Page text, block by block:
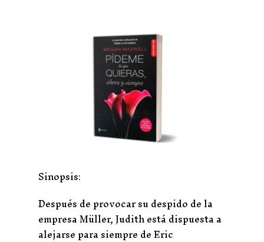
Sinopsis:
Después de provocar su despido de la
empresa Müller, Judith está dispuesta a
alejarse para siempre de Eric